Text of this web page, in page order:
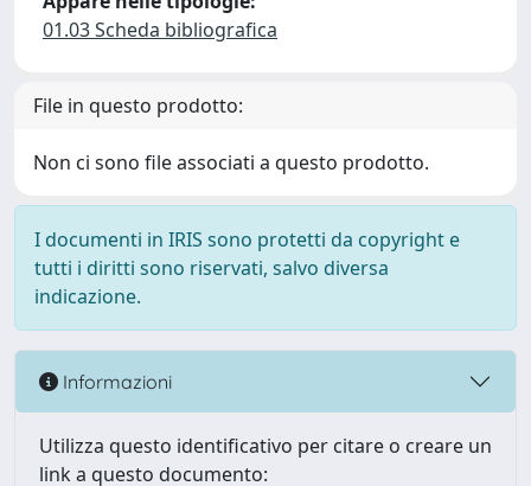
01.03 Scheda bibliografica
File in questo prodotto:
Non ci sono file associati a questo prodotto.
I documenti in IRIS sono protetti da copyright e
tutti i diritti sono riservati, salvo diversa
indicazione.
Informazioni
Utilizza questo identificativo per citare o creare un
link a questo documento: